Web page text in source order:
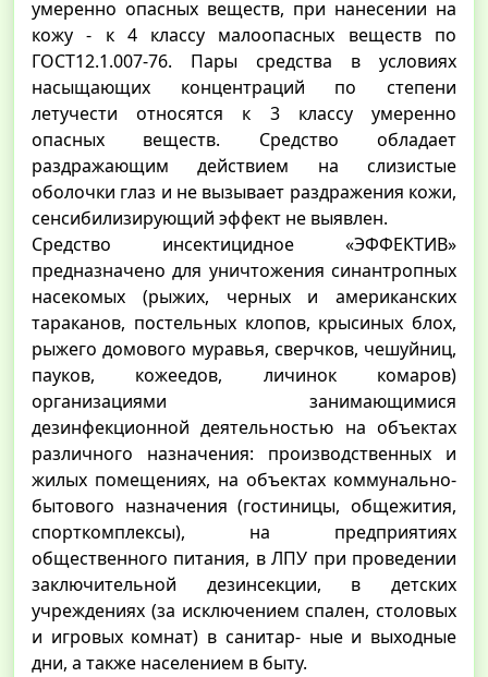
умеренно опасных веществ, при нанесении на
кожу - к 4 классу малоопасных веществ по
ГОСТ12.1.007-76. Пары средства в условиях
насыщающих концентраций по степени
летучести относятся к 3 классу умеренно
опасных веществ. Средство обладает
раздражающим действием на слизистые
оболочки глаз и не вызывает раздражения кожи,
сенсибилизирующий эффект не выявлен.
Средство инсектицидное «ЭФФЕКТИВ»
предназначено для уничтожения синантропных
насекомых (рыжих, черных и американских
тараканов, постельных клопов, крысиных блох,
рыжего домового муравья, сверчков, чешуйниц,
пауков, кожеедов, личинок комаров)
организациями занимающимися
дезинфекционной деятельностью на объектах
различного назначения: производственных и
жилых помещениях, на объектах коммунально-
бытового назначения (гостиницы, общежития,
спорткомплексы), на предприятиях
общественного питания, в ЛПУ при проведении
заключительной дезинсекции, в детских
учреждениях (за исключением спален, столовых
и игровых комнат) в санитар- ные и выходные
дни, а также населением в быту.